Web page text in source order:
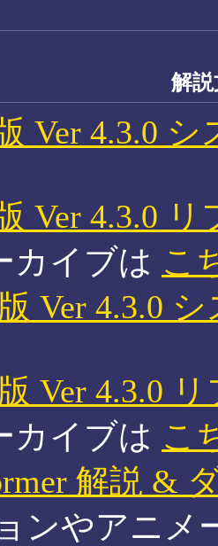
解
Ver 4.3.0
Ver 4.3.0
カイブは こ
Ver 4.3.0
Ver 4.3.0
カイブは こ
解説 &
ンやアニメ